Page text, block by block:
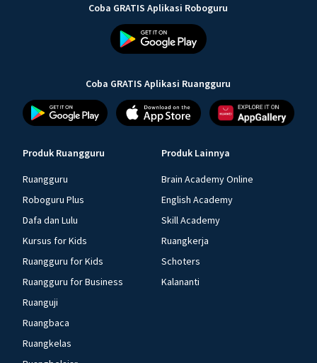
Coba GRATIS Aplikasi Roboguru
Coba GRATIS Aplikasi Ruangguru
Produk Ruangguru
Ruangguru
Roboguru Plus
Dafa dan Lulu
Kursus for Kids
Ruangguru for Kids
Ruangguru for Business
Ruanguji
Ruangbaca
Ruangkelas
Produk Lainnya
Brain Academy Online
English Academy
Skill Academy
Ruangkerja
Schoters
Kalananti